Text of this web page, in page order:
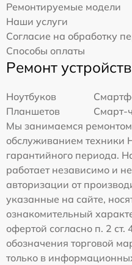
Ремонтируемые модели
Наши услуги
Согласие на обработку
Способы оплаты
Ремонт устройств
Ноутбуков
Планшетов
Смарт-
Мы занимаемся
обслуживанием техники
гарантийного периода.
работает независимо и
авторизации от
указанные на сайте,
ознакомительный
офертой согласно п. 2
обозначения торговой
только в